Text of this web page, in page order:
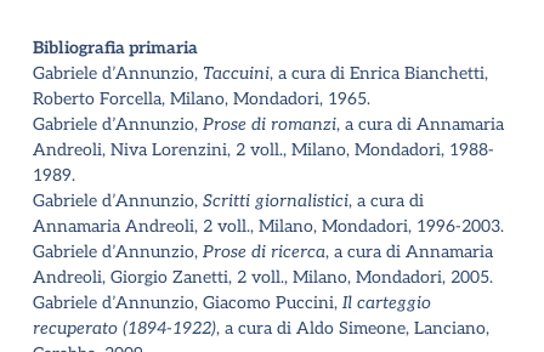
Bibliografia primaria
Gabriele d’Annunzio, Taccuini, a cura di Enrica Bianchetti,
Roberto Forcella, Milano, Mondadori, 1965.
Gabriele d’Annunzio, Prose di romanzi, a cura di Annamaria
Andreoli, Niva Lorenzini, 2 voll., Milano, Mondadori, 1988-
1989.
Gabriele d’Annunzio, Scritti giornalistici, a cura di
Annamaria Andreoli, 2 voll., Milano, Mondadori, 1996-2003.
Gabriele d’Annunzio, Prose di ricerca, a cura di Annamaria
Andreoli, Giorgio Zanetti, 2 voll., Milano, Mondadori, 2005.
Gabriele d’Annunzio, Giacomo Puccini,Il carteggio
recuperato (1894-1922), a cura di Aldo Simeone, Lanciano,